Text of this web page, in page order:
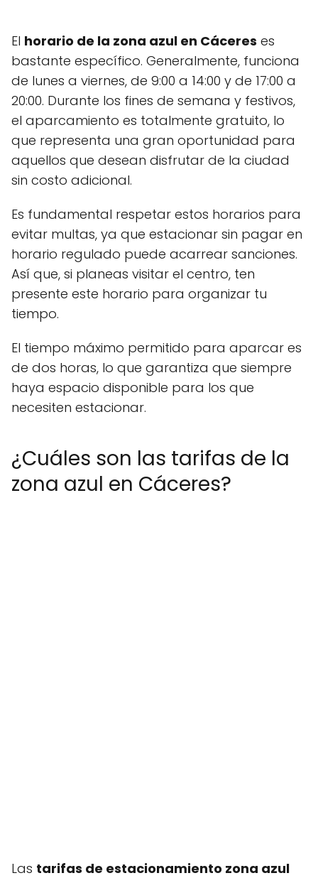
El horario de la zona azul en Cáceres es
bastante específico. Generalmente, funciona
de lunes a viernes, de 9:00 a 14:00 y de 17:00 a
20:00. Durante los fines de semana y festivos,
el aparcamiento es totalmente gratuito, lo
que representa una gran oportunidad para
aquellos que desean disfrutar de la ciudad
sin costo adicional.
Es fundamental respetar estos horarios para
evitar multas, ya que estacionar sin pagar en
horario regulado puede acarrear sanciones.
Así que, si planeas visitar el centro, ten
presente este horario para organizar tu
tiempo.
El tiempo máximo permitido para aparcar es
de dos horas, lo que garantiza que siempre
haya espacio disponible para los que
necesiten estacionar.
¿Cuáles son las tarifas de la
zona azul en Cáceres?
Las tarifas de estacionamiento zona azul